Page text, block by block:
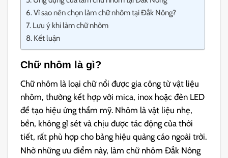
Vì sao nên chọn làm chữ nhôm tại Đắk Nông?
Lưu ý khi làm chữ nhôm
Kết luận
Chữ nhôm là gì?
Chữ nhôm là loại chữ nổi được gia công từ vật liệu
nhôm, thường kết hợp với mica, inox hoặc đèn LED
để tạo hiệu ứng thẩm mỹ. Nhôm là vật liệu nhẹ,
bền, không gỉ sét và chịu được tác động của thời
tiết, rất phù hợp cho bảng hiệu quảng cáo ngoài trời.
Nhờ những ưu điểm này, làm chữ nhôm Đắk Nông